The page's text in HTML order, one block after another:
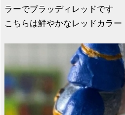
ラーでブラッディレッドです
こちらは鮮やかなレッドカラー